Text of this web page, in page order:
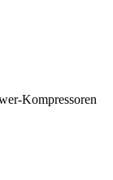
Kompressoren